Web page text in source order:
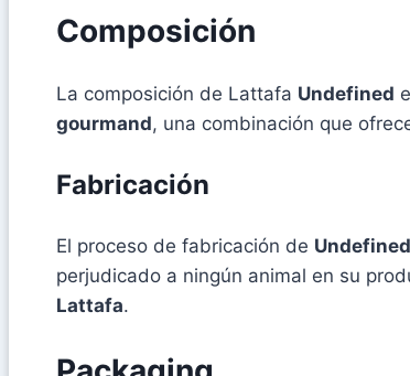
Composición
La composición de Lattafa Undefined
gourmand, una combinación que
Fabricación
El proceso de fabricación de Undefined
perjudicado a ningún animal en su
Lattafa.